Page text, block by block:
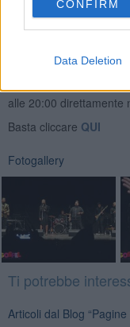
CONFIRM
Data Deletion
Se vuoi leggere le
Newsletter QUInews -
alle 20:00 direttamente
Basta cliccare QUI
Fotogallery
Ti potrebbe
Articoli dal Blog